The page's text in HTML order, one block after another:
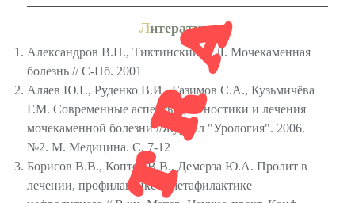
Литература
Александров В.П., Тиктинский О.Л. Мочекаменная
болезнь // С-Пб. 2001
Аляев Ю.Г., Руденко В.И., Газимов С.А., Кузьмичёва
Г.М. Современные аспекты диагностики и лечения
мочекаменной болезни //Журнал "Урология". 2006.
№2. М. Медицина. С. 7-12
Борисов В.В., Коптев В.В., Демерза Ю.А. Пролит в
лечении, профилактике и метафилактике